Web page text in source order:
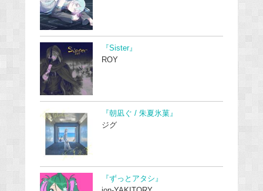
『Sister』
ROY
『朝凪ぐ / 朱夏氷菓』
ジグ
『ずっとアタシ』